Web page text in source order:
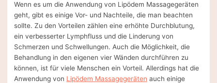
Wenn es um die Anwendung von Lipödem Massagegeräten
geht, gibt es einige Vor- und Nachteile, die man beachten
sollte. Zu den Vorteilen zählen eine erhöhte Durchblutung,
ein verbesserter Lymphfluss und die Linderung von
Schmerzen und Schwellungen. Auch die Möglichkeit, die
Behandlung in den eigenen vier Wänden durchführen zu
können, ist für viele Menschen ein Vorteil. Allerdings hat die
Anwendung von Lipödem Massagegeräten auch einige